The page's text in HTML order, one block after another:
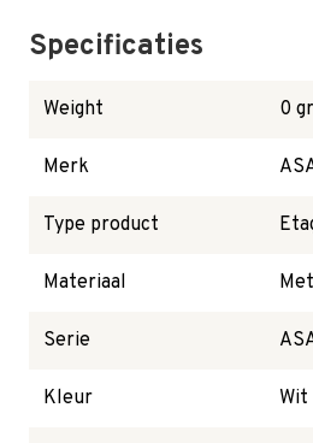
Specificaties
Weight 0 gr
Merk
Type product
Materiaal
Serie
Kleur Wit